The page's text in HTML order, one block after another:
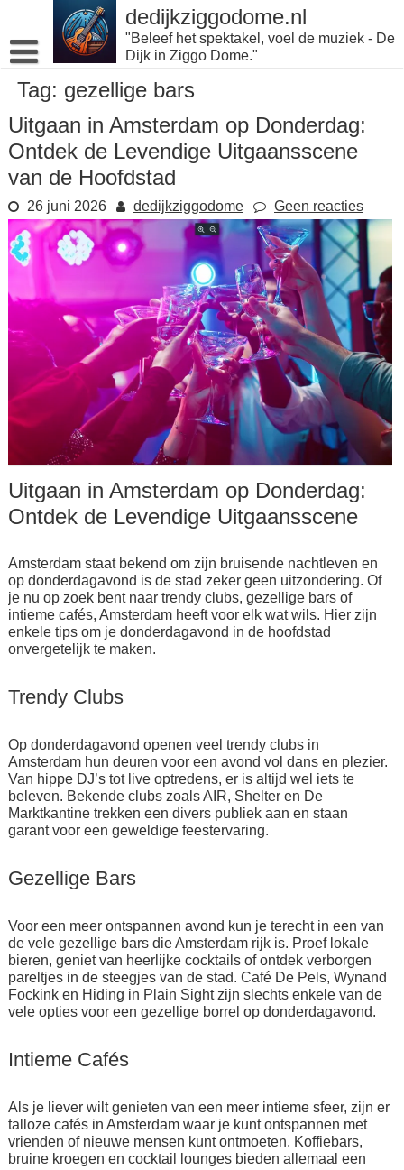
inhoud
gaan
dedijkziggodome.nl
"Beleef het spektakel, voel de muziek - De
Dijk in Ziggo Dome."
Tag: gezellige bars
Uitgaan in Amsterdam op Donderdag:
Ontdek de Levendige Uitgaansscene
van de Hoofdstad
26 juni 2026 dedijkziggodome Geen reacties
Uitgaan in Amsterdam op Donderdag:
Ontdek de Levendige Uitgaansscene
Amsterdam staat bekend om zijn bruisende nachtleven en
op donderdagavond is de stad zeker geen uitzondering. Of
je nu op zoek bent naar trendy clubs, gezellige bars of
intieme cafés, Amsterdam heeft voor elk wat wils. Hier zijn
enkele tips om je donderdagavond in de hoofdstad
onvergetelijk te maken.
Trendy Clubs
Op donderdagavond openen veel trendy clubs in
Amsterdam hun deuren voor een avond vol dans en plezier.
Van hippe DJ’s tot live optredens, er is altijd wel iets te
beleven. Bekende clubs zoals AIR, Shelter en De
Marktkantine trekken een divers publiek aan en staan
garant voor een geweldige feestervaring.
Gezellige Bars
Voor een meer ontspannen avond kun je terecht in een van
de vele gezellige bars die Amsterdam rijk is. Proef lokale
bieren, geniet van heerlijke cocktails of ontdek verborgen
pareltjes in de steegjes van de stad. Café De Pels, Wynand
Fockink en Hiding in Plain Sight zijn slechts enkele van de
vele opties voor een gezellige borrel op donderdagavond.
Intieme Cafés
Als je liever wilt genieten van een meer intieme sfeer, zijn er
talloze cafés in Amsterdam waar je kunt ontspannen met
vrienden of nieuwe mensen kunt ontmoeten. Koffiebars,
bruine kroegen en cocktail lounges bieden allemaal een